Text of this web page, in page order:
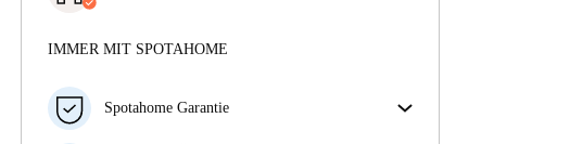
unkompliziertes Mietverhältnis.
Mehr über diesen Vermieter
IMMER MIT SPOTAHOME
Spotahome Garantie